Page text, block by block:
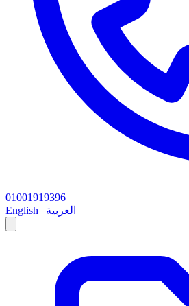
01001919396
English | العربية